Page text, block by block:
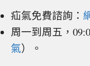
疝氣免費諮詢：
周一到周五，
氣）。